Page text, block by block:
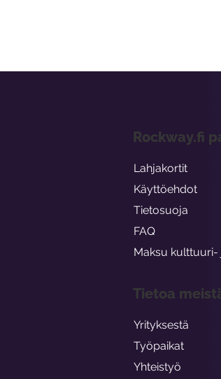
Rockway.fi
Lahjakortit
Käyttöehdot
Tietosuoja
FAQ
Maksu
Tietoa
Yrityksestä
Työpaikat
Yhteistyö